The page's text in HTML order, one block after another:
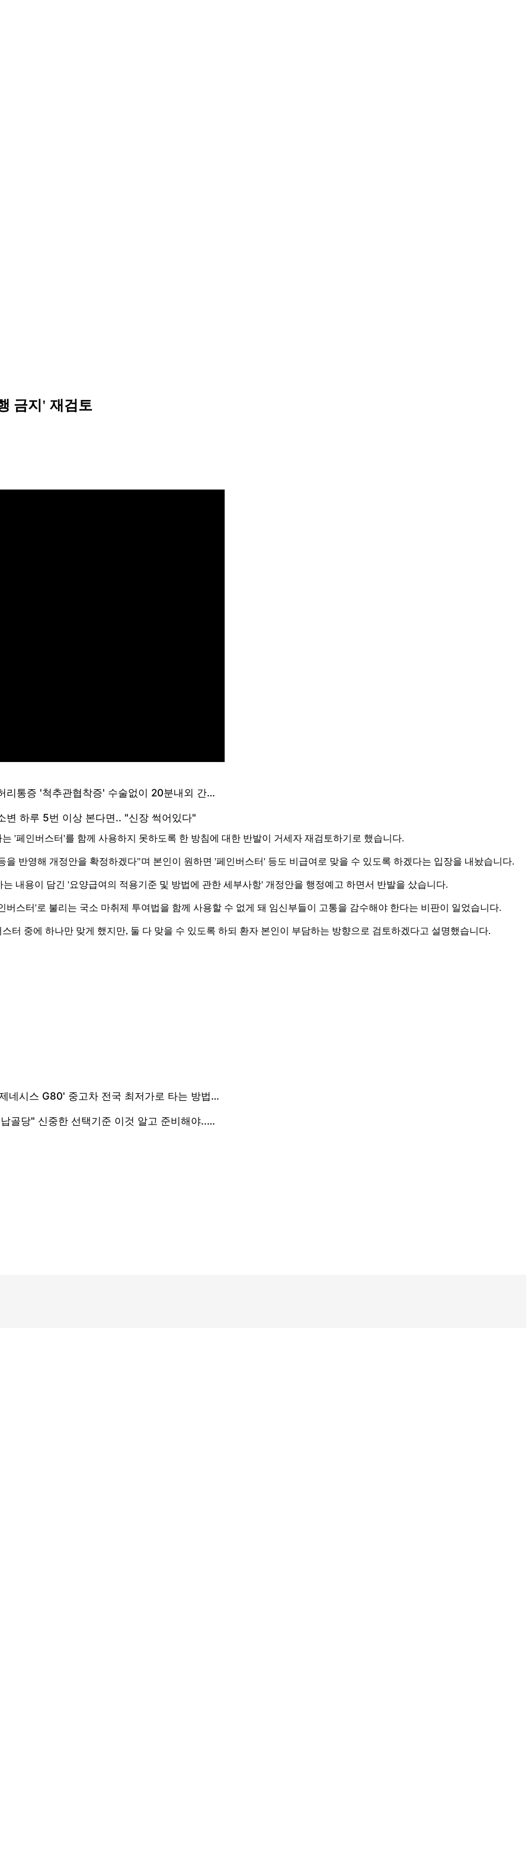
금지' 재검토
'페인버스터'를 함께 사용하지 못하도록 한 방침에 대한 반발이 거세자 재검토하기로 했습니다.
반영해 개정안을 확정하겠다"며 본인이 원하면 '페인버스터' 등도 비급여로 맞을 수 있도록 하겠다는 입장을 내놨습니다.
내용이 담긴 '요양급여의 적용기준 및 방법에 관한 세부사항' 개정안을 행정예고 하면서 반발을 샀습니다.
스터'로 불리는 국소 마취제 투여법을 함께 사용할 수 없게 돼 임신부들이 고통을 감수해야 한다는 비판이 일었습니다.
터 중에 하나만 맞게 했지만, 둘 다 맞을 수 있도록 하되 환자 본인이 부담하는 방향으로 검토하겠다고 설명했습니다.